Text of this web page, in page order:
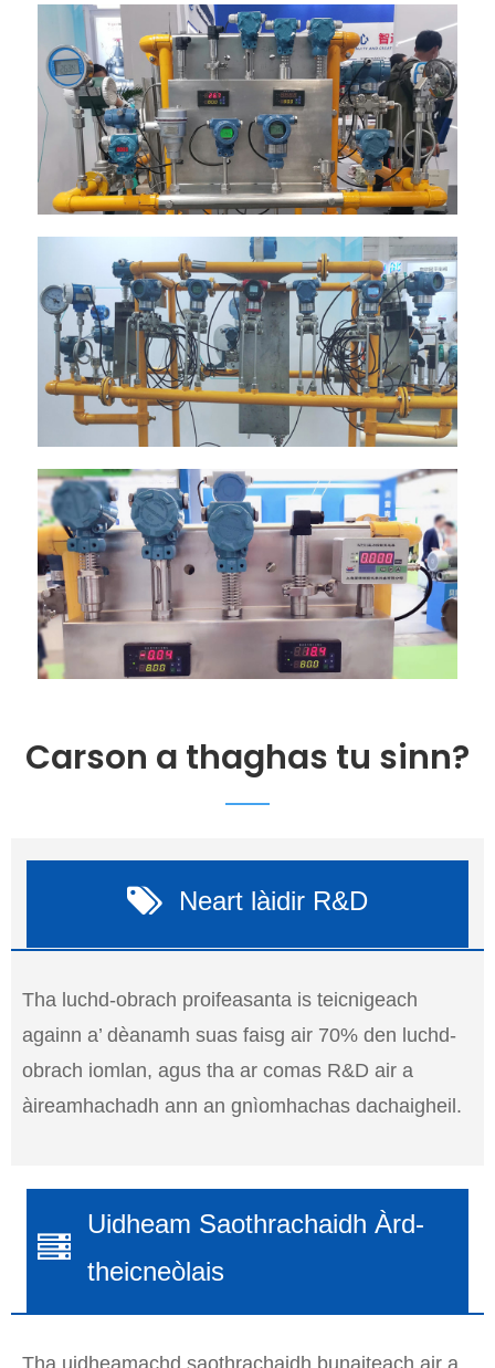
Carson a thaghas tu sinn?
Neart làidir R&D
Tha luchd-obrach proifeasanta is teicnigeach
againn a’ dèanamh suas faisg air 70% den luchd-
obrach iomlan, agus tha ar comas R&D air a
àireamhachadh ann an gnìomhachas dachaigheil.
Uidheam Saothrachaidh Àrd-
theicneòlais
Tha uidheamachd saothrachaidh bunaiteach air a